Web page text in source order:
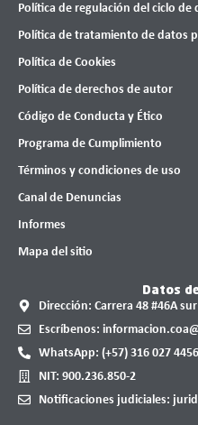
Política de regulación del ciclo de
Política de tratamiento de datos
Política de Cookies
Política de derechos de autor
Código de Conducta y Ético
Programa de Cumplimiento
Términos y condiciones de uso
Canal de Denuncias
Informes
Mapa del sitio
Datos
Dirección: Carrera 48 #46A
Escríbenos:
WhatsApp: (+57) 316 027 4456
NIT: 900.236.850-2
Notificaciones judiciales: